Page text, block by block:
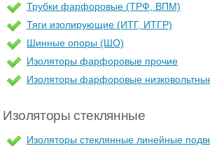
Трубки фарфоровые (ТРФ, ВПМ)
Тяги изолирующие (ИТГ, ИТГР)
Шинные опоры (ШО)
Изоляторы фарфоровые прочие
Изоляторы фарфоровые
Изоляторы стеклянные
Изоляторы стеклянные линейные